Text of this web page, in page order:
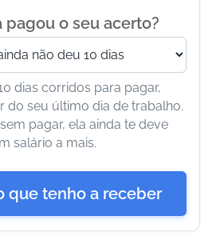
pagou o seu acerto?
dias corridos para pagar,
do seu último dia de trabalho.
pagar, ela ainda te deve
salário a mais.
que tenho a receber